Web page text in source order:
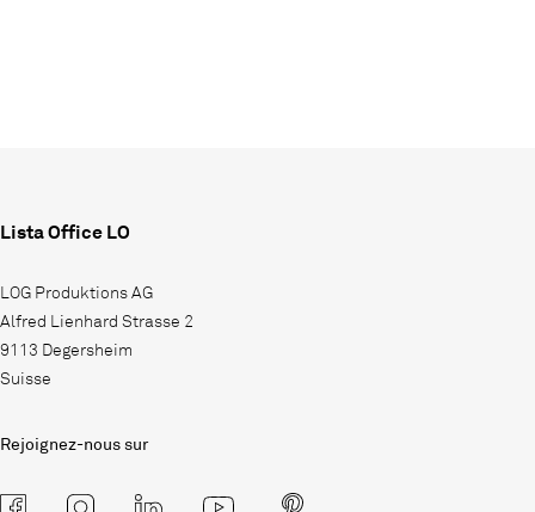
Lista Office LO
LOG Produktions AG
Alfred Lienhard Strasse 2
9113 Degersheim
Suisse
Rejoignez-nous sur